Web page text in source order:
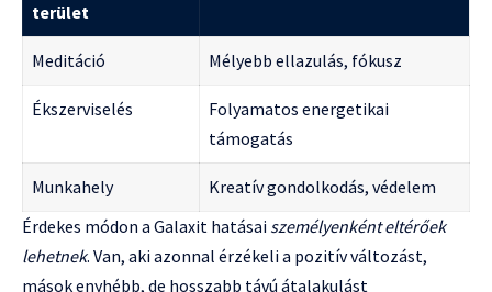
terület
Meditáció Mélyebb ellazulás, fókusz
Ékszerviselés
Folyamatos energetikai
támogatás
Munkahely
Kreatív gondolkodás, védelem
Érdekes módon a Galaxit hatásai személyenként eltérőek
lehetnek. Van, aki azonnal érzékeli a pozitív változást,
mások enyhébb, de hosszabb távú átalakulást